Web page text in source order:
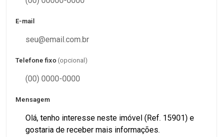
E-mail
Telefone fixo (opcional)
Mensagem